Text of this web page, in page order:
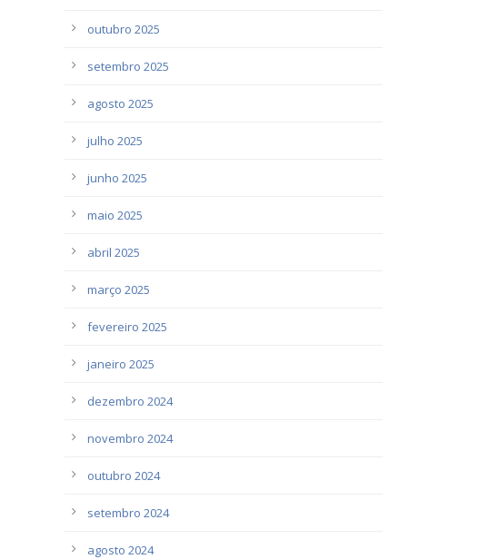
outubro 2025
setembro 2025
agosto 2025
julho 2025
junho 2025
maio 2025
abril 2025
março 2025
fevereiro 2025
janeiro 2025
dezembro 2024
novembro 2024
outubro 2024
setembro 2024
agosto 2024